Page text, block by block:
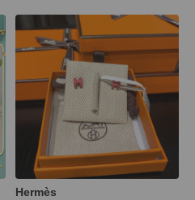
Hermès